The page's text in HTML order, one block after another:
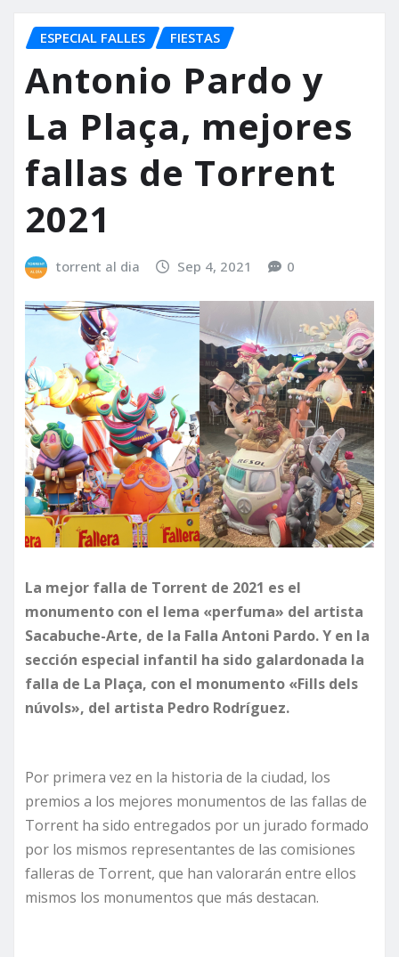
ESPECIAL FALLES FIESTAS
Antonio Pardo y
La Plaça, mejores
fallas de Torrent
2021
torrent al dia Sep 4, 2021 0
La mejor falla de Torrent de 2021 es el
monumento con el lema «perfuma» del artista
Sacabuche-Arte, de la Falla Antoni Pardo. Y en la
sección especial infantil ha sido galardonada la
falla de La Plaça, con el monumento «Fills dels
núvols», del artista Pedro Rodríguez.
Por primera vez en la historia de la ciudad, los
premios a los mejores monumentos de las fallas de
Torrent ha sido entregados por un jurado formado
por los mismos representantes de las comisiones
falleras de Torrent, que han valorarán entre ellos
mismos los monumentos que más destacan.